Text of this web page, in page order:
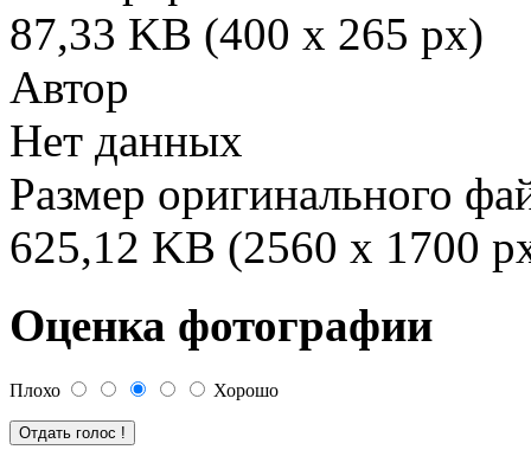
87,33 KB (400 x 265 px)
Автор
Нет данных
Размер оригинального
625,12 KB (2560 x 1700
Оценка фотографии
Плохо Хорошо